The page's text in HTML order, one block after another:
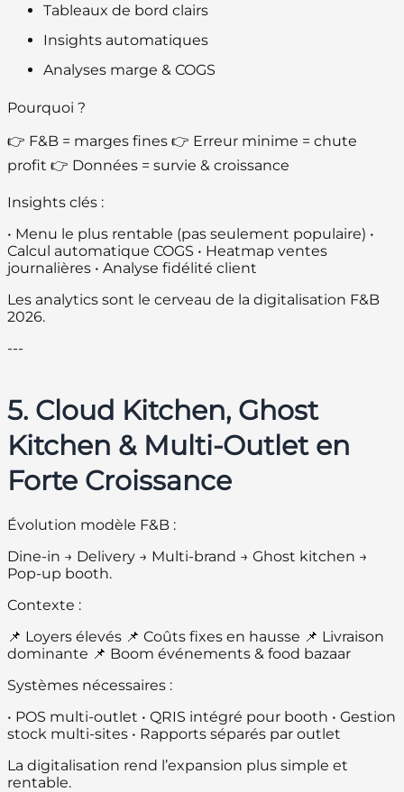
Tableaux de bord clairs
Insights automatiques
Analyses marge & COGS
Pourquoi ?
👉 F&B = marges fines 👉 Erreur minime = chute
profit 👉 Données = survie & croissance
Insights clés :
• Menu le plus rentable (pas seulement populaire) •
Calcul automatique COGS • Heatmap ventes
journalières • Analyse fidélité client
Les analytics sont le cerveau de la digitalisation F&B
2026.
---
5. Cloud Kitchen, Ghost
Kitchen & Multi-Outlet en
Forte Croissance
Évolution modèle F&B :
Dine-in → Delivery → Multi-brand → Ghost kitchen →
Pop-up booth.
Contexte :
📌 Loyers élevés 📌 Coûts fixes en hausse 📌 Livraison
dominante 📌 Boom événements & food bazaar
Systèmes nécessaires :
• POS multi-outlet • QRIS intégré pour booth • Gestion
stock multi-sites • Rapports séparés par outlet
La digitalisation rend l’expansion plus simple et
rentable.